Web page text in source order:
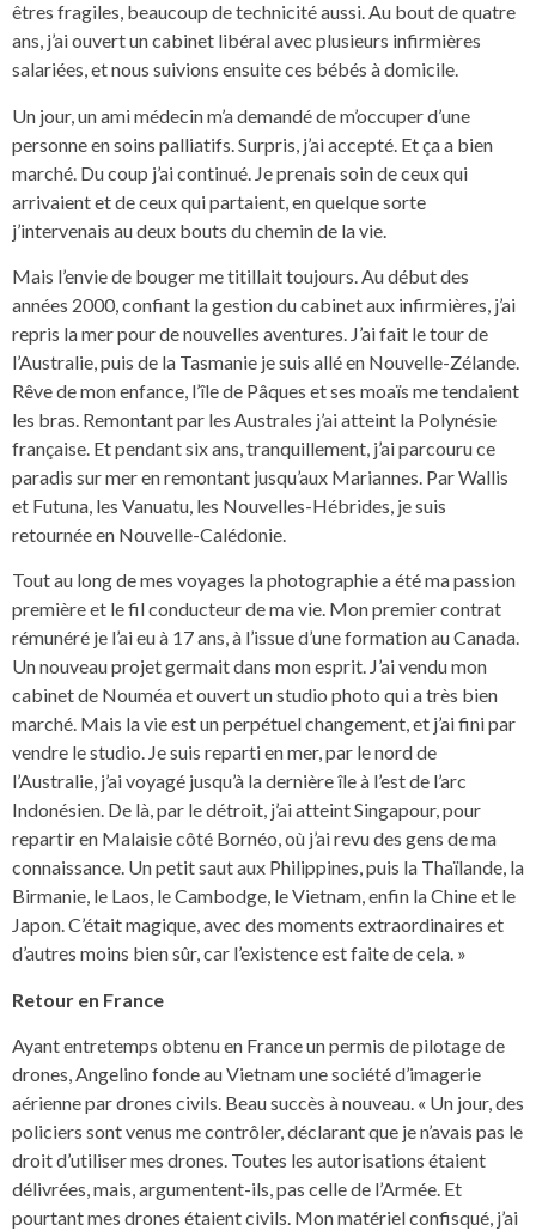
êtres fragiles, beaucoup de technicité aussi. Au bout de quatre
ans, j’ai ouvert un cabinet libéral avec plusieurs infirmières
salariées, et nous suivions ensuite ces bébés à domicile.
Un jour, un ami médecin m’a demandé de m’occuper d’une
personne en soins palliatifs. Surpris, j’ai accepté. Et ça a bien
marché. Du coup j’ai continué. Je prenais soin de ceux qui
arrivaient et de ceux qui partaient, en quelque sorte
j’intervenais au deux bouts du chemin de la vie.
Mais l’envie de bouger me titillait toujours. Au début des
années 2000, confiant la gestion du cabinet aux infirmières, j’ai
repris la mer pour de nouvelles aventures. J’ai fait le tour de
l’Australie, puis de la Tasmanie je suis allé en Nouvelle-Zélande.
Rêve de mon enfance, l’île de Pâques et ses moaïs me tendaient
les bras. Remontant par les Australes j’ai atteint la Polynésie
française. Et pendant six ans, tranquillement, j’ai parcouru ce
paradis sur mer en remontant jusqu’aux Mariannes. Par Wallis
et Futuna, les Vanuatu, les Nouvelles-Hébrides, je suis
retournée en Nouvelle-Calédonie.
Tout au long de mes voyages la photographie a été ma passion
première et le fil conducteur de ma vie. Mon premier contrat
rémunéré je l’ai eu à 17 ans, à l’issue d’une formation au Canada.
Un nouveau projet germait dans mon esprit. J’ai vendu mon
cabinet de Nouméa et ouvert un studio photo qui a très bien
marché. Mais la vie est un perpétuel changement, et j’ai fini par
vendre le studio. Je suis reparti en mer, par le nord de
l’Australie, j’ai voyagé jusqu’à la dernière île à l’est de l’arc
Indonésien. De là, par le détroit, j’ai atteint Singapour, pour
repartir en Malaisie côté Bornéo, où j’ai revu des gens de ma
connaissance. Un petit saut aux Philippines, puis la Thaïlande, la
Birmanie, le Laos, le Cambodge, le Vietnam, enfin la Chine et le
Japon. C’était magique, avec des moments extraordinaires et
d’autres moins bien sûr, car l’existence est faite de cela. »
Retour en France
Ayant entretemps obtenu en France un permis de pilotage de
drones, Angelino fonde au Vietnam une société d’imagerie
aérienne par drones civils. Beau succès à nouveau. « Un jour, des
policiers sont venus me contrôler, déclarant que je n’avais pas le
droit d’utiliser mes drones. Toutes les autorisations étaient
délivrées, mais, argumentent-ils, pas celle de l’Armée. Et
pourtant mes drones étaient civils. Mon matériel confisqué, j’ai